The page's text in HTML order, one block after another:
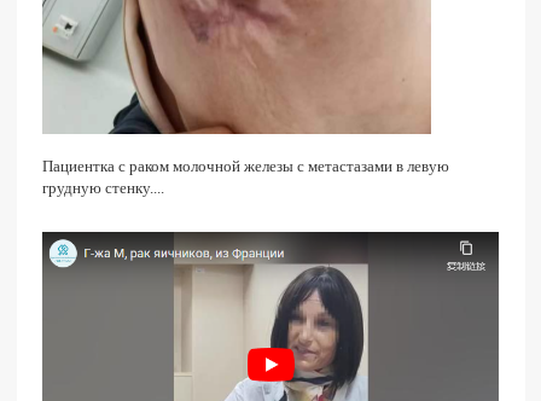
Пациентка с раком молочной железы с метастазами в левую
грудную стенку....